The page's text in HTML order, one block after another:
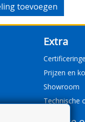
toevoegen
Extra
Prijzen en
Showroom
Technische